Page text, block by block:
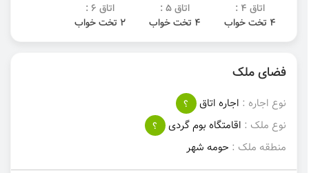
اتاق 4 :
4 تخت خواب
اتاق 5 :
4 تخت خواب
اتاق 6 :
2 تخت خواب
فضای ملک
نوع اجاره : اجاره اتاق
؟
نوع ملک : اقامتگاه بوم گردی
؟
منطقه ملک : حومه‌ شهر